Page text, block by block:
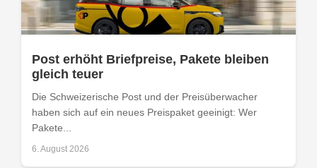
Post erhöht Briefpreise, Pakete bleiben
gleich teuer
Die Schweizerische Post und der Preisüberwacher
haben sich auf ein neues Preispaket geeinigt: Wer
Pakete...
6. August 2026